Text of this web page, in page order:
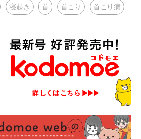
寝起き 首 首こり 首こり病